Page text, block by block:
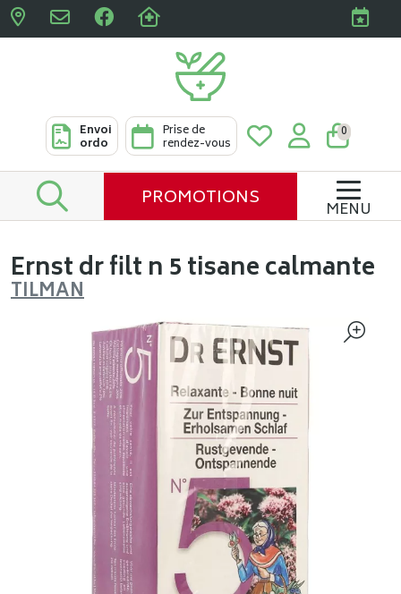
Pharmacies Clabots &
Envoi
ordo
Prise de
rendez-vous
0
PROMOTIONS MENU
Ernst dr filt n 5 tisane calmante
TILMAN